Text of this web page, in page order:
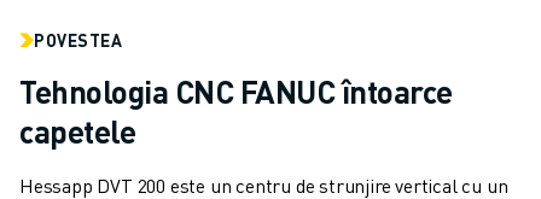
POVESTEA
Tehnologia CNC FANUC întoarce
capetele
Hessapp DVT 200 este un centru de strunjire vertical cu un